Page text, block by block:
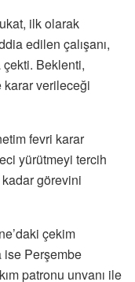
ilk olarak
edilen çalışanı,
çekti. Beklenti,
karar verileceği
fevri karar
yürütmeyi tercih
görevini
çekim
ise Perşembe
patronu unvanı ile